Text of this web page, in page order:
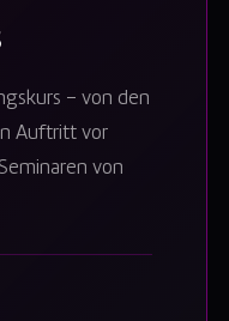
– von den
Auftritt vor
von